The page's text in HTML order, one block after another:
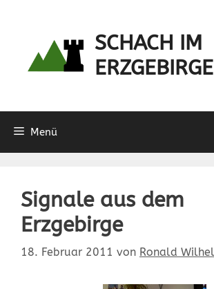
SCHACH IM
ERZGEBIRGE
Menü
Signale aus dem
Erzgebirge
18. Februar 2011 von Ronald